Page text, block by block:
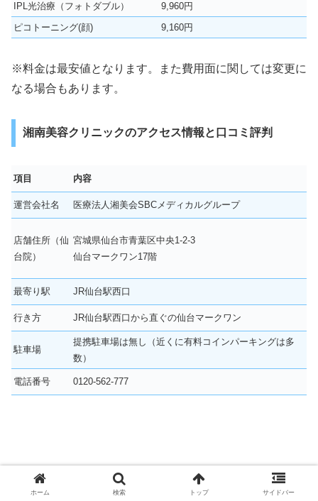
IPL光治療（フォトダブル）
9,960円
ピコトーニング(顔)
9,160円
※料金は最安値となります。また費用面に関しては変更に
なる場合もあります。
湘南美容クリニックのアクセス情報と口コミ評判
項目 内容
運営会社名 医療法人湘美会SBCメディカルグループ
店舗住所（仙
台院）
宮城県仙台市青葉区中央1‐2‐3
仙台マークワン17階
最寄り駅 JR仙台駅西口
行き方 JR仙台駅西口から直ぐの仙台マークワン
駐車場
提携駐車場は無し（近くに有料コインパーキングは多
数）
電話番号 0120-562-777
ホーム 検索 トップ サイドバー